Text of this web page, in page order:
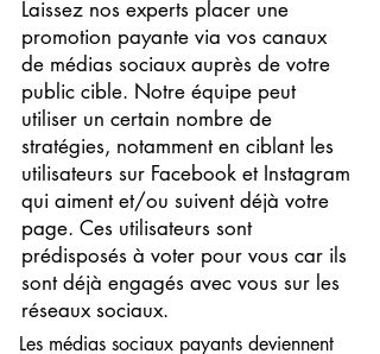
Laissez nos experts placer une
promotion payante via vos canaux
de médias sociaux auprès de votre
public cible. Notre équipe peut
utiliser un certain nombre de
stratégies, notamment en ciblant les
utilisateurs sur Facebook et Instagram
qui aiment et/ou suivent déjà votre
page. Ces utilisateurs sont
prédisposés à voter pour vous car ils
sont déjà engagés avec vous sur les
réseaux sociaux.
Les médias sociaux payants deviennent